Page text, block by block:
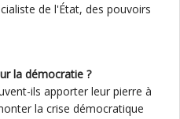
de l'État, des pouvoirs
la démocratie ?
ils apporter leur pierre à
la crise démocratique